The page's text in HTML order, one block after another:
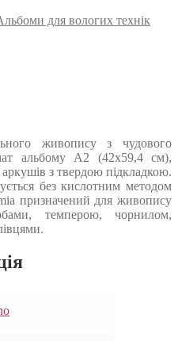
для вологих технік
живопису з чудового
альбому А2 (42х59,4 см),
з твердою підкладкою.
без кислотним методом
призначений для живопису
темперою, чорнилом,